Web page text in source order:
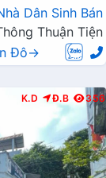
Dân Sinh Bán
Thuận Tiện
Đô→
K.D Đ.B 356